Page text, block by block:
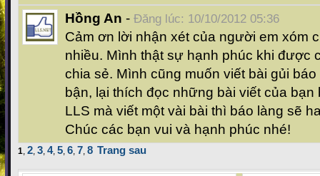
Hồng An - Đăng lúc: 10/10/2012 05:36
Cảm ơn lời nhận xét của người em xóm
nhiều. Mình thật sự hạnh phúc khi được
chia sẻ. Mình cũng muốn viết bài gủi
bận, lại thích đọc những bài viết của
LLS mà viết một vài bài thì báo làng sẽ
Chúc các bạn vui và hạnh phúc nhé!
1, 2, 3, 4, 5, 6, 7, 8 Trang sau